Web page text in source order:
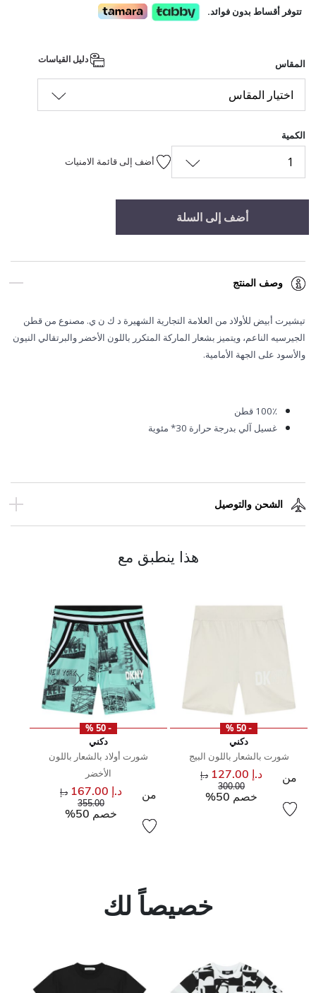
تتوفر أقساط بدون فوائد.
المقاس
اختيار المقاس
الكمية
1 أضف إلى قائمة الامنيات
أضف إلى السلة
وصف المنتج
تيشيرت أبيض للأولاد من العلامة التجارية الشهيرة د ك ن ي. مصنوع من قطن
الجيرسيه الناعم، ويتميز بشعار الماركة المتكرر باللون الأخضر والبرتقالي النيون
والأسود على الجهة الأمامية.
100٪ قطن
غسيل آلي بدرجة حرارة 30* مئوية
الشحن والتوصيل
هذا ينطبق مع
- 50 %
دكني
شورت بالشعار باللون البيج
من د.إ 127.00
د.إ
300.00
إلى
خصم 50%
- 50 %
دكني
شورت أولاد بالشعار باللون
الأخضر
من د.إ 167.00 سعر مخفض من
د.إ
355.00
إلى
خصم 50%
خصيصاً لك